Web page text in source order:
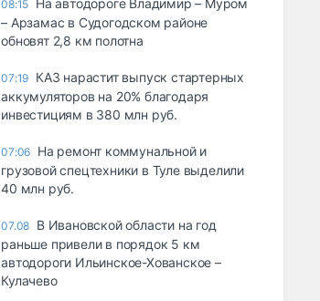
08:15 На автодороге Владимир – Муром
– Арзамас в Судогодском районе
обновят 2,8 км полотна
07:19 КАЗ нарастит выпуск стартерных
аккумуляторов на 20% благодаря
инвестициям в 380 млн руб.
07:06 На ремонт коммунальной и
грузовой спецтехники в Туле выделили
40 млн руб.
07.08 В Ивановской области на год
раньше привели в порядок 5 км
автодороги Ильинское-Хованское –
Кулачево